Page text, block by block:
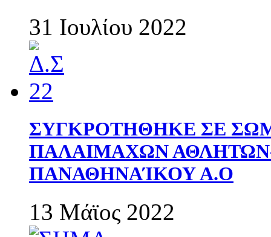
31 Ιουλίου 2022
ΣΥΓΚΡΟΤΗΘΗΚΕ ΣΕ
ΠΑΛΑΙΜΑΧΩΝ
ΠΑΝΑΘΗΝΑΊΚΟΥ Α.Ο
13 Μάϊος 2022